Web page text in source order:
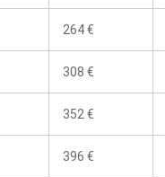
264 €
308 €
352 €
396 €